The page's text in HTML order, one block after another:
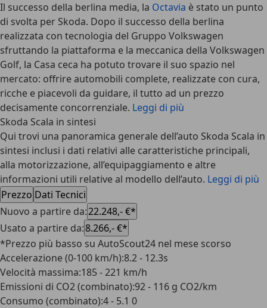
Il successo della berlina media, la Octavia è stato un punto
di svolta per Skoda. Dopo il successo della berlina
realizzata con tecnologia del Gruppo Volkswagen
sfruttando la piattaforma e la meccanica della Volkswagen
Golf, la Casa ceca ha potuto trovare il suo spazio nel
mercato: offrire automobili complete, realizzate con cura,
ricche e piacevoli da guidare, il tutto ad un prezzo
decisamente concorrenziale. Leggi di più
Skoda Scala in sintesi
Qui trovi una panoramica generale dell’auto Skoda Scala in
sintesi inclusi i dati relativi alle caratteristiche principali,
alla motorizzazione, all’equipaggiamento e altre
informazioni utili relative al modello dell’auto. Leggi di più
Prezzo Dati Tecnici
Nuovo a partire da:22.248,- €*
Usato a partire da:8.266,- €*
*Prezzo più basso su AutoScout24 nel mese scorso
Accelerazione (0-100 km/h):8.2 - 12.3s
Velocità massima:185 - 221 km/h
Emissioni di CO2 (combinato):92 - 116 g CO2/km
Consumo (combinato):4 - 5.1 0